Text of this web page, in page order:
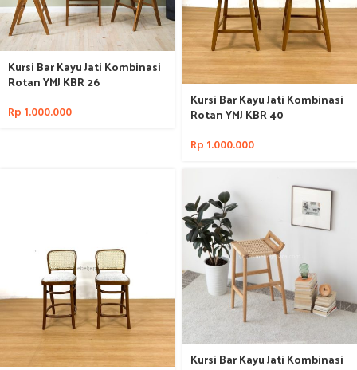
Kursi Bar Kayu Jati Kombinasi
Rotan YMJ KBR 26
Rp 1.000.000
Kursi Bar Kayu Jati Kombinasi
Rotan YMJ KBR 40
Rp 1.000.000
Kursi Bar Kayu Jati Kombinasi